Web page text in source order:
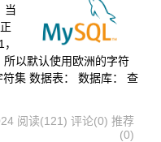
当
以默认使用欧洲的字符
集 数据表： 数据库： 查
阅读(121) 评论(0) 推荐
(0)